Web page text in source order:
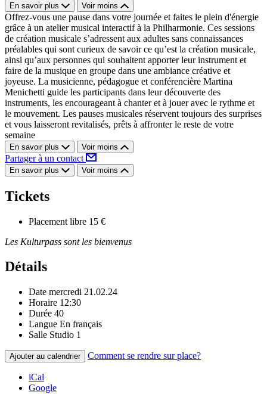
En savoir plus Voir moins
Offrez-vous une pause dans votre journée et faites le plein d'énergie
grâce à un atelier musical interactif à la Philharmonie. Ces sessions
de création musicale s’adressent aux adultes sans connaissances
préalables qui sont curieux de savoir ce qu’est la création musicale,
ainsi qu’aux personnes qui souhaitent apporter leur instrument et
faire de la musique en groupe dans une ambiance créative et
joyeuse. La musicienne, pédagogue et conférencière Martina
Menichetti guide les participants dans leur découverte des
instruments, les encourageant à chanter et à jouer avec le rythme et
le mouvement. Les pauses musicales réservent toujours des surprises
et vous laisseront revitalisés, prêts à affronter le reste de votre
semaine
En savoir plus Voir moins
Partager à un contact
En savoir plus Voir moins
Tickets
Placement libre 15 €
Les Kulturpass sont les bienvenus
Détails
Date mercredi 21.02.24
Horaire 12:30
Durée 40
Langue En français
Salle Studio 1
Ajouter au calendrier Comment se rendre sur place?
iCal
Google